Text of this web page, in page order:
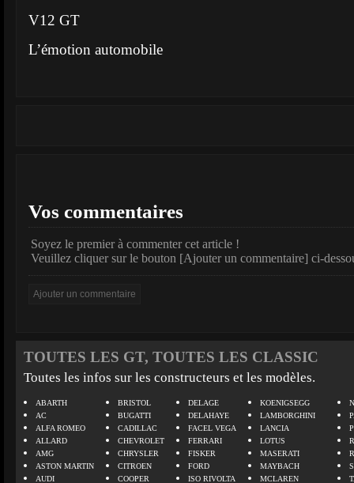
V12 GT
L’émotion automobile
Vos commentaires
Soyez le premier à commenter cet article !
Veuillez cliquer sur le bouton [Ajouter un commentaire] ci-
TOUTES LES GT, TOUTES LES CLASSIC
Toutes les infos sur les constructeurs et les modèles.
ABARTH
AC
ALFA ROMEO
ALLARD
AMG
ASTON MARTIN
AUDI
BRISTOL
BUGATTI
CADILLAC
CHEVROLET
CHRYSLER
CITROEN
COOPER
DELAGE
DELAHAYE
FACEL VEGA
FERRARI
FISKER
FORD
ISO RIVOLTA
KOENIGSEGG
LAMBORGHINI
LANCIA
LOTUS
MASERATI
MAYBACH
MCLAREN